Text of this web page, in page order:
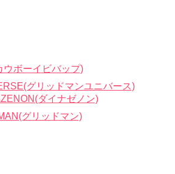
ボーイビバップ)
グリッドマンユニバース)
ダイナゼノン)
グリッドマン)